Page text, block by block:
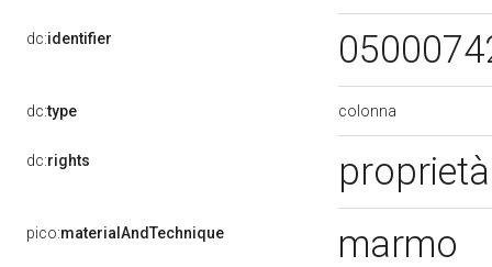
dc:identifier
dc:type colonna
dc:rights
pico:materialAndTechnique
marmo